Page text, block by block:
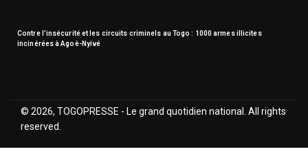
Contre l’insécurité et les circuits criminels au Togo : 1000 armes illicites
incinérées à Agoè-Nyivé
© 2026, TOGOPRESSE - Le grand quotidien national. All rights
reserved.